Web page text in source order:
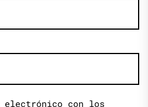
electrónico con los